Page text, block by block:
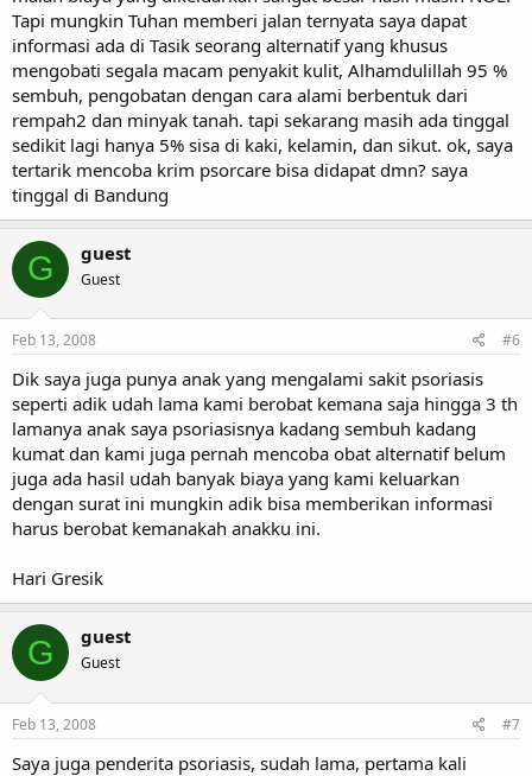
Tapi mungkin Tuhan memberi jalan ternyata saya dapat
informasi ada di Tasik seorang alternatif yang khusus
mengobati segala macam penyakit kulit, Alhamdulillah 95 %
sembuh, pengobatan dengan cara alami berbentuk dari
rempah2 dan minyak tanah. tapi sekarang masih ada tinggal
sedikit lagi hanya 5% sisa di kaki, kelamin, dan sikut. ok, saya
tertarik mencoba krim psorcare bisa didapat dmn? saya
tinggal di Bandung
G guest
Guest
Feb 13, 2008 #6
Dik saya juga punya anak yang mengalami sakit psoriasis
seperti adik udah lama kami berobat kemana saja hingga 3 th
lamanya anak saya psoriasisnya kadang sembuh kadang
kumat dan kami juga pernah mencoba obat alternatif belum
juga ada hasil udah banyak biaya yang kami keluarkan
dengan surat ini mungkin adik bisa memberikan informasi
harus berobat kemanakah anakku ini.
Hari Gresik
G guest
Guest
Feb 13, 2008 #7
Saya juga penderita psoriasis, sudah lama, pertama kali